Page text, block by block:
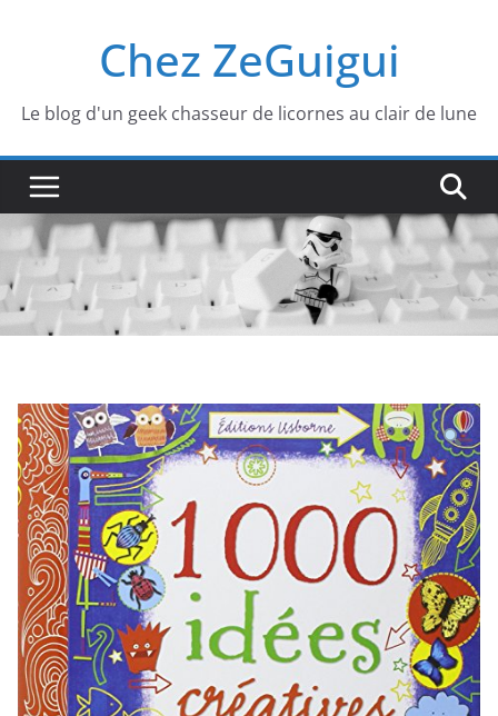
Chez ZeGuigui
Le blog d'un geek chasseur de licornes au clair de lune